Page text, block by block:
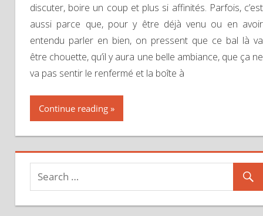
discuter, boire un coup et plus si affinités. Parfois, c’est
aussi parce que, pour y être déjà venu ou en avoir
entendu parler en bien, on pressent que ce bal là va
être chouette, qu’il y aura une belle ambiance, que ça ne
va pas sentir le renfermé et la boîte à
Continue reading